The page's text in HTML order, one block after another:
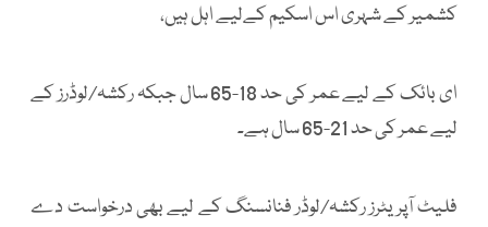
کشمیر کے شہری اس اسکیم کےلیے اہل ہیں،
ای بائک کے لیے عمر کی حد 18-65 سال جبکہ رکشہ/لوڈرز کے
لیے عمر کی حد 21-65 سال ہے۔
فلیٹ آپریٹرز رکشہ/لوڈر فنانسنگ کے لیے بھی درخواست دے